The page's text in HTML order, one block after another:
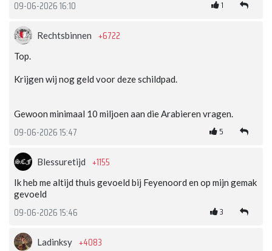
09-06-2026 16:10 1
Rechtsbinnen +6722
Top.
Krijgen wij nog geld voor deze schildpad.
Gewoon minimaal 10 miljoen aan die Arabieren vragen.
09-06-2026 15:47 5
Blessuretijd +1155
Ik heb me altijd thuis gevoeld bij Feyenoord en op mijn gemak
gevoeld
09-06-2026 15:46 3
Ladinksy +4083